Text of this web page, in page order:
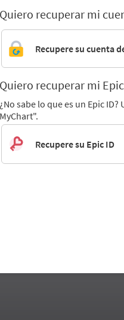
Quiero recuperar mi
Recupere su cuenta
Quiero recuperar mi
¿No sabe lo que es un Epic
MyChart".
Recupere su Epic ID